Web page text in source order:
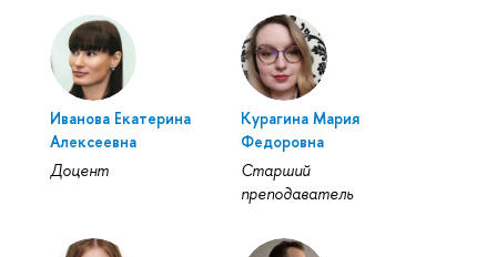
Иванова Екатерина
Алексеевна
Доцент
Курагина Мария
Федоровна
Старший
преподаватель